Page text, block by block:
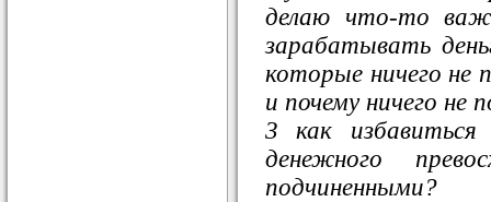
делаю что-то
зарабатывать
которые ничего не
и почему ничего не
3 как
денежного
подчиненными?